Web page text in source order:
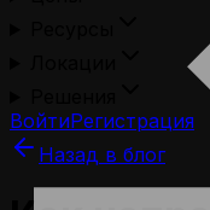
ВойтиРегистрация
Назад в блог